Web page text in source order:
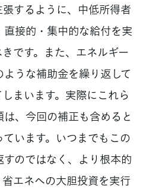
するように、中低所得者
接的・集中的な給付を実
です。また、エネルギー
うな補助金を繰り返して
まいます。実際にこれら
、今回の補正も含めると
います。いつまでもこの
のではなく、より根本的
エネへの大胆投資を実行